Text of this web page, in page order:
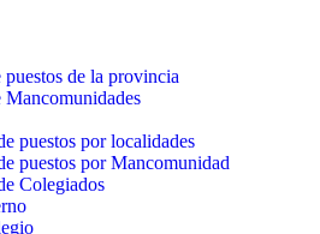
puestos de la provincia
Mancomunidades
puestos por localidades
puestos por Mancomunidad
Colegiados